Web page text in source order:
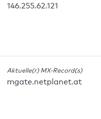
146.255.62.121
Aktuelle(r) MX-Record(s)
mgate.netplanet.at